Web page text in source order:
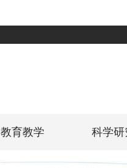
教育教学 科学研